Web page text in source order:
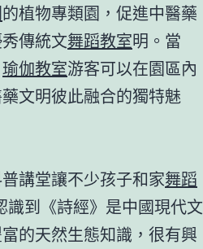
的植物專類園，促進中醫藥
傳統文舞蹈教室明。當
瑜伽教室游客可以在園區內
文明彼此融合的獨特魅
講堂讓不少孩子和家舞蹈
識到《詩經》是中國現代文
的天然生態知識，很有興